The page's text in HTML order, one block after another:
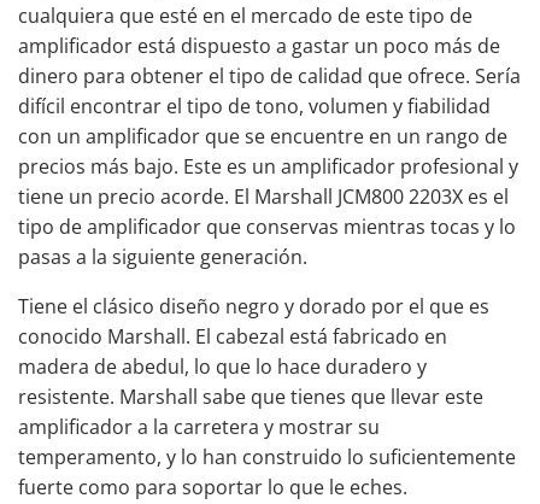
cualquiera que esté en el mercado de este tipo de
amplificador está dispuesto a gastar un poco más de
dinero para obtener el tipo de calidad que ofrece. Sería
difícil encontrar el tipo de tono, volumen y fiabilidad
con un amplificador que se encuentre en un rango de
precios más bajo. Este es un amplificador profesional y
tiene un precio acorde. El Marshall JCM800 2203X es el
tipo de amplificador que conservas mientras tocas y lo
pasas a la siguiente generación.
Tiene el clásico diseño negro y dorado por el que es
conocido Marshall. El cabezal está fabricado en
madera de abedul, lo que lo hace duradero y
resistente. Marshall sabe que tienes que llevar este
amplificador a la carretera y mostrar su
temperamento, y lo han construido lo suficientemente
fuerte como para soportar lo que le eches.